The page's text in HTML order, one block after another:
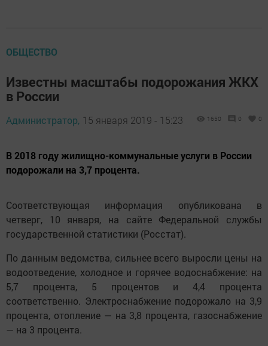
ОБЩЕСТВО
Известны масштабы подорожания ЖКХ
в России
Администратор, 15 января 2019 - 15:23 1650 0 0
В 2018 году жилищно-коммунальные услуги в России
подорожали на 3,7 процента.
Соответствующая информация опубликована в
четверг, 10 января, на сайте Федеральной службы
государственной статистики (Росстат).
По данным ведомства, сильнее всего выросли цены на
водоотведение, холодное и горячее водоснабжение: на
5,7 процента, 5 процентов и 4,4 процента
соответственно. Электроснабжение подорожало на 3,9
процента, отопление — на 3,8 процента, газоснабжение
— на 3 процента.